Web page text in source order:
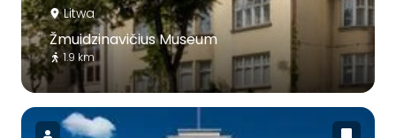
Litwa
Žmuidzinavičius Museum
1.9 km